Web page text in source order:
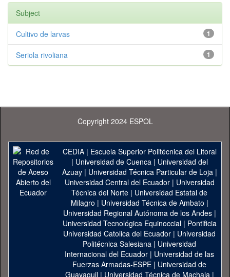
Subject
1
Cultivo de larvas
1
Seriola rivoliana
Copyright 2024 ESPOL
CEDIA| Escuela Superior Politécnica del Litoral
| Universidad de Cuenca| Universidad del
Azuay| Universidad Técnica Particular de Loja|
Universidad Central del Ecuador| Universidad
Técnica del Norte | Universidad Estatal de
Milagro | Universidad Técnica de Ambato |
Universidad Regional Autónoma de los Andes|
Universidad Tecnológica Equinoccial| Pontificia
Universidad Catolica del Ecuador | Universidad
Politécnica Salesiana | Universidad
Internacional del Ecuador | Universidad de las
Fuerzas Armadas-ESPE | Universidad de
Guayaquil| Universidad Técnica de Machala |